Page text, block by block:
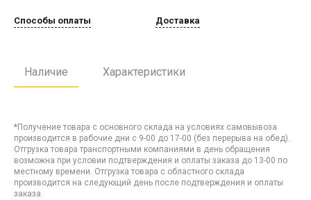
Способы оплаты Доставка
Наличие Характеристики
*Получение товара с основного склада на условиях самовывоза
производится в рабочие дни с 9-00 до 17-00 (без перерыва на обед).
Отгрузка товара транспортными компаниями в день обращения
возможна при условии подтверждения и оплаты заказа до 13-00 по
местному времени. Отгрузка товара с областного склада
производится на следующий день после подтверждения и оплаты
заказа.